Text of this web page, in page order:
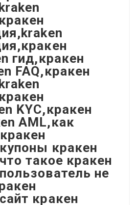
гид,кракен
FAQ,кракен
KYC,кракен
AML,как
кракен
такое кракен
не
кракен